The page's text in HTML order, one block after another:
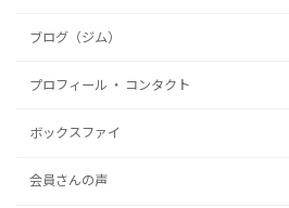
ブログ（ジム）
プロフィール ・ コンタクト
ボックスファイ
会員さんの声